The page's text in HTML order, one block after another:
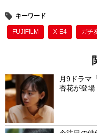
キーワード
FUJIFILM X-E4 ガチ
月9ドラマ
杏花が登場